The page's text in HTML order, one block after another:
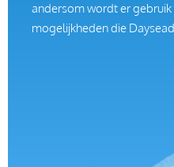
andersom wordt er
mogelijkheden die